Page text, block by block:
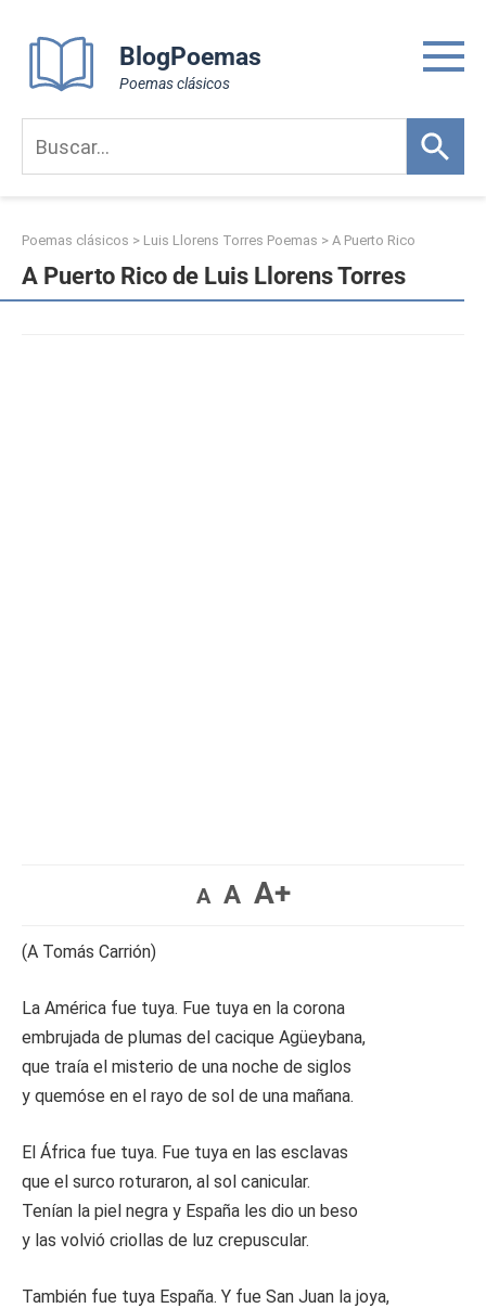
content
BlogPoemas
Poemas clásicos
Poemas clásicos > Luis Llorens Torres Poemas > A Puerto Rico
A Puerto Rico de Luis Llorens Torres
A A A+
(A Tomás Carrión)
La América fue tuya. Fue tuya en la corona
embrujada de plumas del cacique Agüeybana,
que traía el misterio de una noche de siglos
y quemóse en el rayo de sol de una mañana.
El África fue tuya. Fue tuya en las esclavas
que el surco roturaron, al sol canicular.
Tenían la piel negra y España les dio un beso
y las volvió criollas de luz crepuscular.
También fue tuya España. Y fue San Juan la joya,